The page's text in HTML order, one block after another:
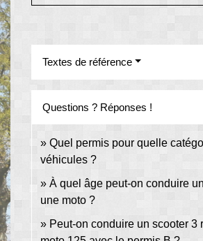
Textes de référence
Questions ? Réponses !
Quel permis pour quelle
véhicules ?
À quel âge peut-on conduire
une moto ?
Peut-on conduire un scooter 3